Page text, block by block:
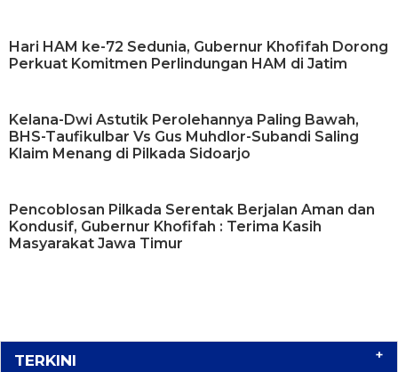
Hari HAM ke-72 Sedunia, Gubernur Khofifah Dorong
Perkuat Komitmen Perlindungan HAM di Jatim
Kelana-Dwi Astutik Perolehannya Paling Bawah,
BHS-Taufikulbar Vs Gus Muhdlor-Subandi Saling
Klaim Menang di Pilkada Sidoarjo
Pencoblosan Pilkada Serentak Berjalan Aman dan
Kondusif, Gubernur Khofifah : Terima Kasih
Masyarakat Jawa Timur
TERKINI +